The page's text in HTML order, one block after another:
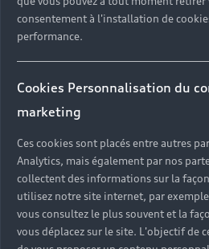
consentement à l'installation de
performance.
Cookies Personnalisation du
marketing
Ces cookies sont placés entre autres
Analytics, mais également par nos
collectent des informations sur la
utilisez notre site internet, par
vous consultez le plus souvent et la
vous déplacez sur le site. L'objectif de